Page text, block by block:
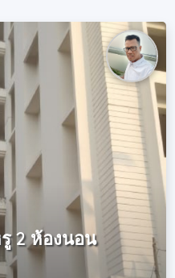
2 ห้องนอน